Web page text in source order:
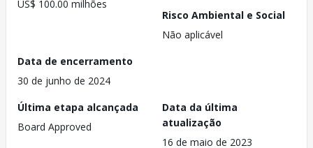
US$ 100.00 milhões
Risco Ambiental e Social
Não aplicável
Data de encerramento
30 de junho de 2024
Última etapa alcançada
Board Approved
Data da última
atualização
16 de maio de 2023